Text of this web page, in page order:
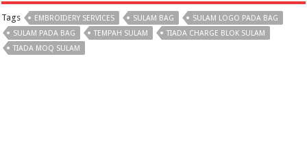
Tags EMBROIDERY SERVICES SULAM BAG
SULAM LOGO PADA BAG
SULAM PADA BAG
TEMPAH SULAM
TIADA CHARGE BLOK SULAM
TIADA MOQ SULAM